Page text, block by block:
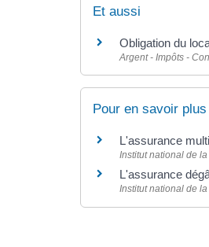
Et aussi
Obligation du
Argent - Impôts -
Pour en savoir plus
L'assurance
Institut national de
L'assurance
Institut national de